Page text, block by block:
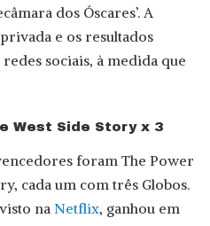
dos Óscares’. A
e os resultados
sociais, à medida que
West Side Story x 3
foram The Power
cada um com três Globos.
na Netflix, ganhou em